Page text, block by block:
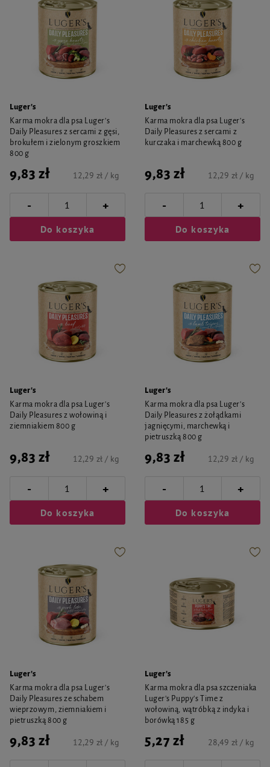
Luger's
Karma mokra dla psa Luger's
Daily Pleasures z sercami z gęsi,
brokułem i zielonym groszkiem
800 g
9,83 zł 12,29 zł / kg
- +
Do koszyka
Luger's
Karma mokra dla psa Luger's
Daily Pleasures z sercami z
kurczaka i marchewką 800 g
9,83 zł 12,29 zł / kg
- +
Do koszyka
Luger's
Karma mokra dla psa Luger's
Daily Pleasures z wołowiną i
ziemniakiem 800 g
9,83 zł 12,29 zł / kg
- +
Do koszyka
Luger's
Karma mokra dla psa Luger's
Daily Pleasures z żołądkami
jagnięcymi, marchewką i
pietruszką 800 g
9,83 zł 12,29 zł / kg
- +
Do koszyka
Luger's
Karma mokra dla psa Luger's
Daily Pleasures ze schabem
wieprzowym, ziemniakiem i
pietruszką 800 g
9,83 zł 12,29 zł / kg
Luger's
Karma mokra dla psa szczeniaka
Luger's Puppy's Time z
wołowiną, wątróbką z indyka i
borówką 185 g
5,27 zł 28,49 zł / kg